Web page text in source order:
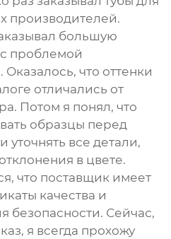
производителей.
большую
проблемой
Оказалось, что оттенки
отличались от
Потом я понял, что
образцы перед
все детали,
в цвете.
что поставщик имеет
качества и
безопасности. Сейчас,
я всегда прохожу